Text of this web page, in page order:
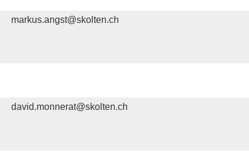
markus.angst@skolten.ch
david.monnerat@skolten.ch